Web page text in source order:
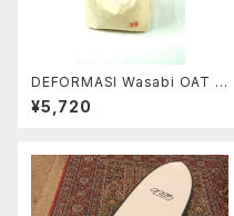
DEFORMASI Wasabi OAT S
EMIDRY BAG 10ℓ オリジナル
トートバッグ バリ
¥5,720